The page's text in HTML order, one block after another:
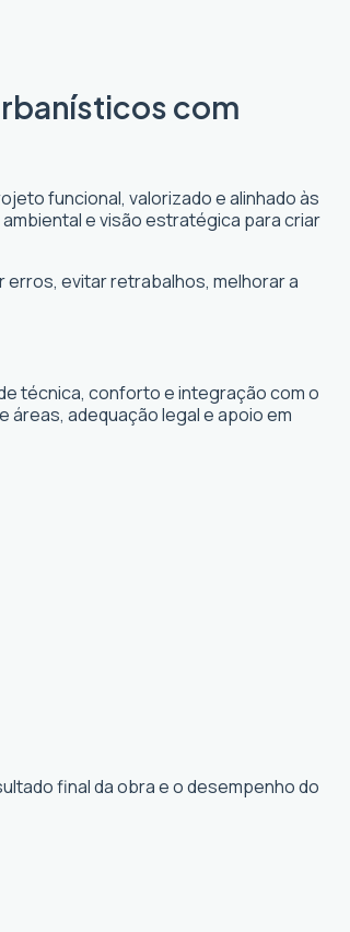
com
funcional, valorizado e alinhado às
e visão estratégica para criar
erros, evitar retrabalhos, melhorar a
técnica, conforto e integração com o
adequação legal e apoio em
final da obra e o desempenho do